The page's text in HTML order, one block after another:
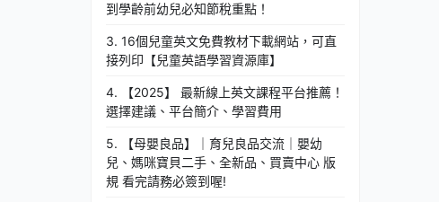
到學齡前幼兒必知節稅重點！
3. 16個兒童英文免費教材下載網站，可直
接列印【兒童英語學習資源庫】
4. 【2025】 最新線上英文課程平台推薦！
選擇建議、平台簡介、學習費用
5. 【母嬰良品】｜育兒良品交流｜嬰幼
兒、媽咪寶貝二手、全新品、買賣中心 版
規 看完請務必簽到喔!